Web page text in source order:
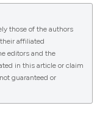
those of the authors
affiliated
editors and the
in this article or claim
guaranteed or